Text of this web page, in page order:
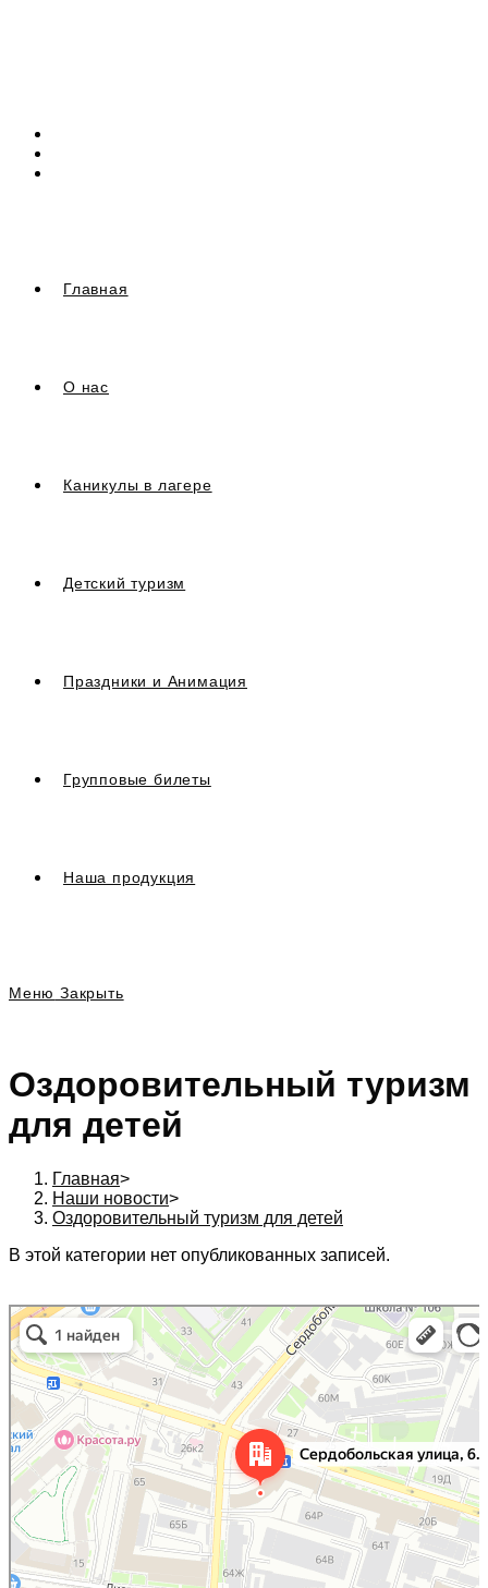
Главная
О нас
Каникулы в лагере
Детский туризм
Праздники и Анимация
Групповые билеты
Наша продукция
Меню Закрыть
Оздоровительный туризм
для детей
Главная>
Наши новости>
Оздоровительный туризм для детей
В этой категории нет опубликованных записей.
197342, г. Санкт-Петербург, Сердобольская ул., д. 64 к. 1, Бизнес центр
«Белый остров», 6 эт., оф. 620А. в Санкт‑Петербурге
Санкт‑Петербург